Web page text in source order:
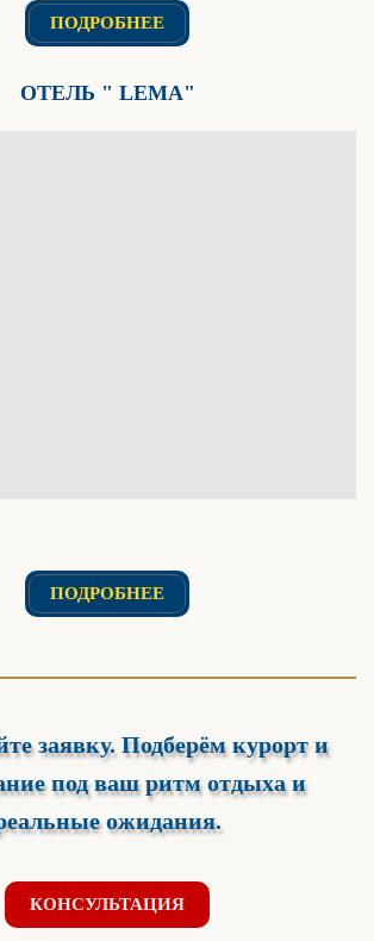
ПОДРОБНЕЕ
ОТЕЛЬ " LEMA"
ПОДРОБНЕЕ
заявку. Подберём курорт и
под ваш ритм отдыха и
ожидания.
КОНСУЛЬТАЦИЯ